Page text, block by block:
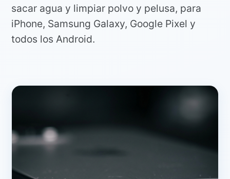
sacar agua y limpiar polvo y pelusa, para
iPhone, Samsung Galaxy, Google Pixel y
todos los Android.